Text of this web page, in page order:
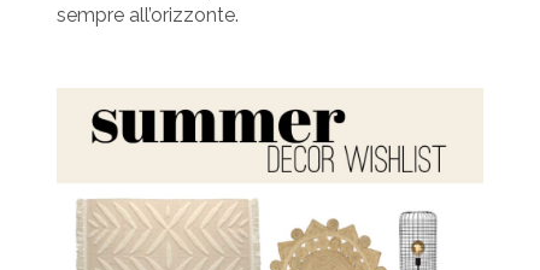
sempre all’orizzonte.